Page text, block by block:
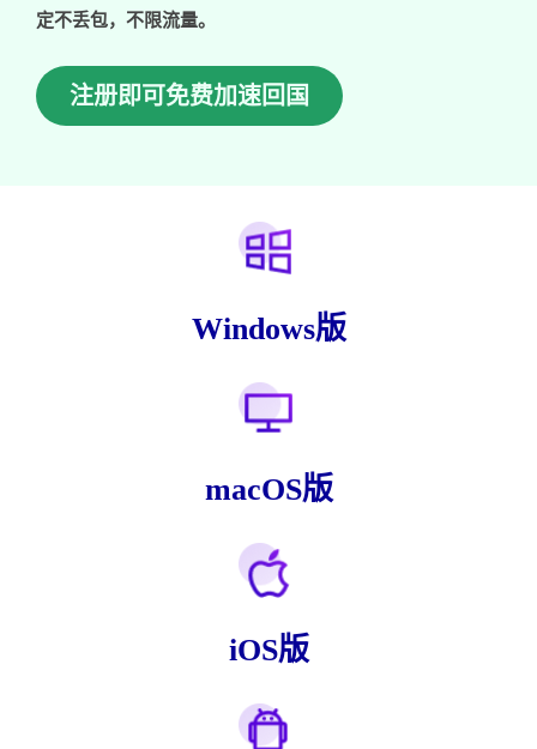
定不丢包，不限流量。
注册即可免费加速回国
Windows版
macOS版
iOS版